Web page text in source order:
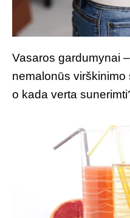
Vasaros gardumynai
nemalonūs virškinimo
o kada verta